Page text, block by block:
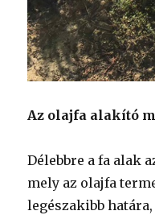
Az olajfa alakító
Délebbre a fa alak
mely az olajfa
legészakibb